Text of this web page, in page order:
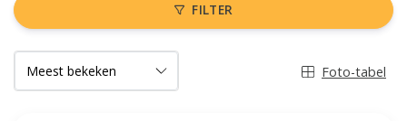
FILTER
Foto-tabel